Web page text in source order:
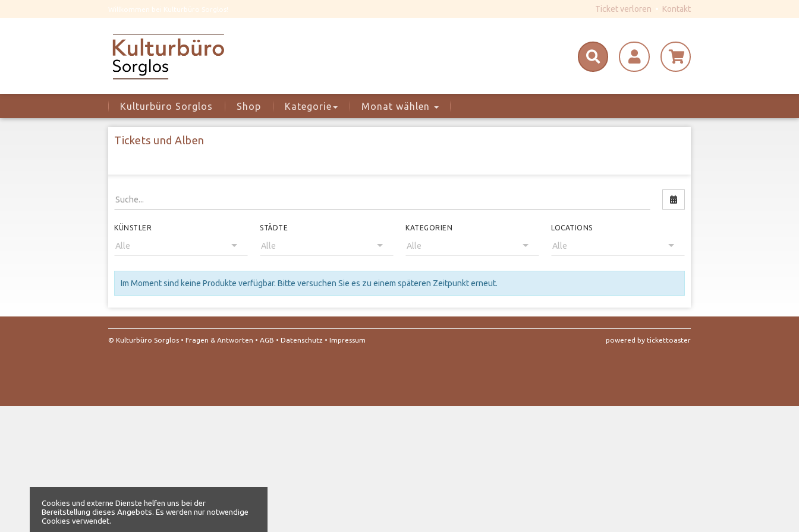
Ticket verloren • Kontakt
Willkommen bei Kulturbüro Sorglos!
Kulturbüro Sorglos Shop Kategorie Monat wählen
Tickets und Alben
Nach Datum filtern
KÜNSTLER STÄDTE KATEGORIEN LOCATIONS
Im Moment sind keine Produkte verfügbar. Bitte versuchen Sie es zu einem späteren Zeitpunkt erneut.
powered by tickettoaster
© Kulturbüro Sorglos • Fragen & Antworten • AGB • Datenschutz • Impressum
Cookies und externe Dienste helfen uns bei der
Bereitstellung dieses Angebots. Es werden nur notwendige
Cookies verwendet.